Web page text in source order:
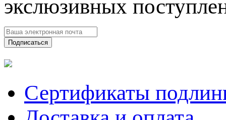
экслюзивных
Подписаться
Сертификаты